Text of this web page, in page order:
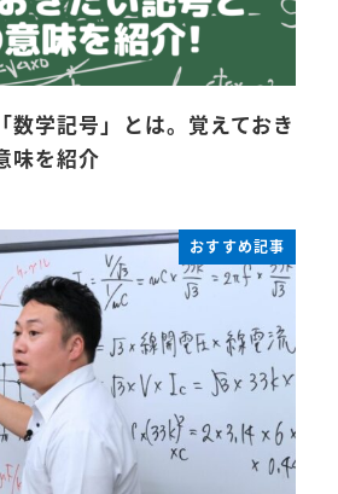
数学記号」とは。覚えておき
味を紹介
おすすめ記事